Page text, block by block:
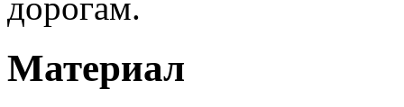
Материал